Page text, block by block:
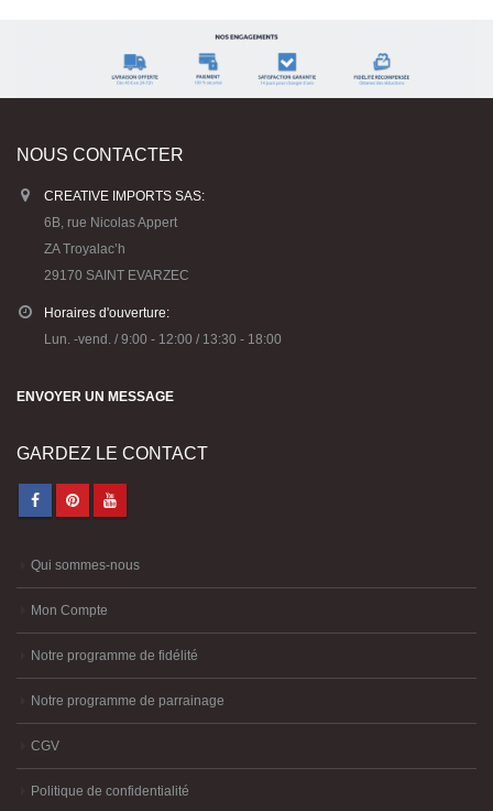
NOUS CONTACTER
CREATIVE IMPORTS SAS:
6B, rue Nicolas Appert
ZA Troyalac’h
29170 SAINT EVARZEC
Horaires d'ouverture:
Lun. -vend. / 9:00 - 12:00 / 13:30 - 18:00
ENVOYER UN MESSAGE
GARDEZ LE CONTACT
Qui sommes-nous
Mon Compte
Notre programme de fidélité
Notre programme de parrainage
CGV
Politique de confidentialité